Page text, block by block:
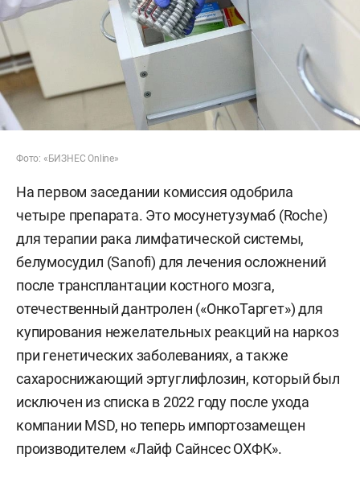
Фото: «БИЗНЕС Online»
На первом заседании комиссия одобрила
четыре препарата. Это мосунетузумаб (Roche)
для терапии рака лимфатической системы,
белумосудил (Sanofi) для лечения осложнений
после трансплантации костного мозга,
отечественный дантролен («ОнкоТаргет») для
купирования нежелательных реакций на наркоз
при генетических заболеваниях, а также
сахароснижающий эртуглифлозин, который был
исключен из списка в 2022 году после ухода
компании MSD, но теперь импортозамещен
производителем «Лайф Сайнсес ОХФК».